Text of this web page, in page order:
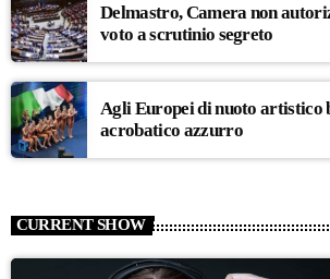
Delmastro, Camera non
voto a scrutinio segreto
Agli Europei di nuoto artistico
acrobatico azzurro
CURRENT SHOW